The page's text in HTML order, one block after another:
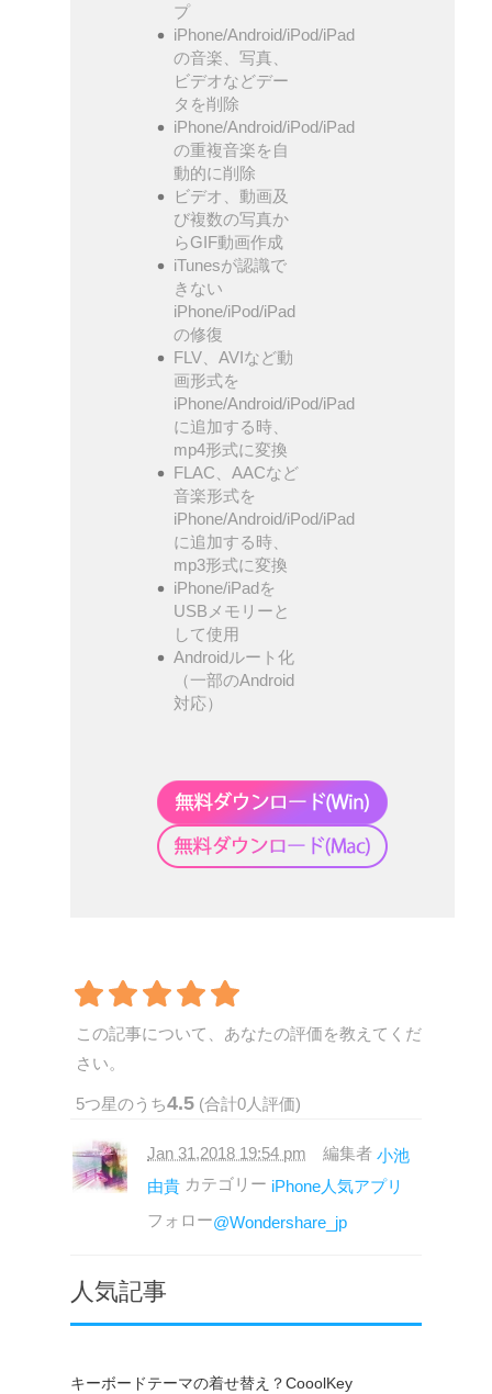
プ
iPhone/Android/iPod/iPad
の音楽、写真、
ビデオなどデー
タを削除
iPhone/Android/iPod/iPad
の重複音楽を自
動的に削除
ビデオ、動画及
び複数の写真か
らGIF動画作成
iTunesが認識で
きない
iPhone/iPod/iPad
の修復
FLV、AVIなど動
画形式を
iPhone/Android/iPod/iPad
に追加する時、
mp4形式に変換
FLAC、AACなど
音楽形式を
iPhone/Android/iPod/iPad
に追加する時、
mp3形式に変換
iPhone/iPadを
USBメモリーと
して使用
Androidルート化
（一部のAndroid
対応）
この記事について、あなたの評価を教えてくだ
さい。
5つ星のうち4.5 (合計0 人評価)
Jan 31,2018 19:54 pm 編集者 小池
由貴 カテゴリー iPhone人気アプリ
フォロー@Wondershare_jp
人気記事
キーボードテーマの着せ替え？CooolKey